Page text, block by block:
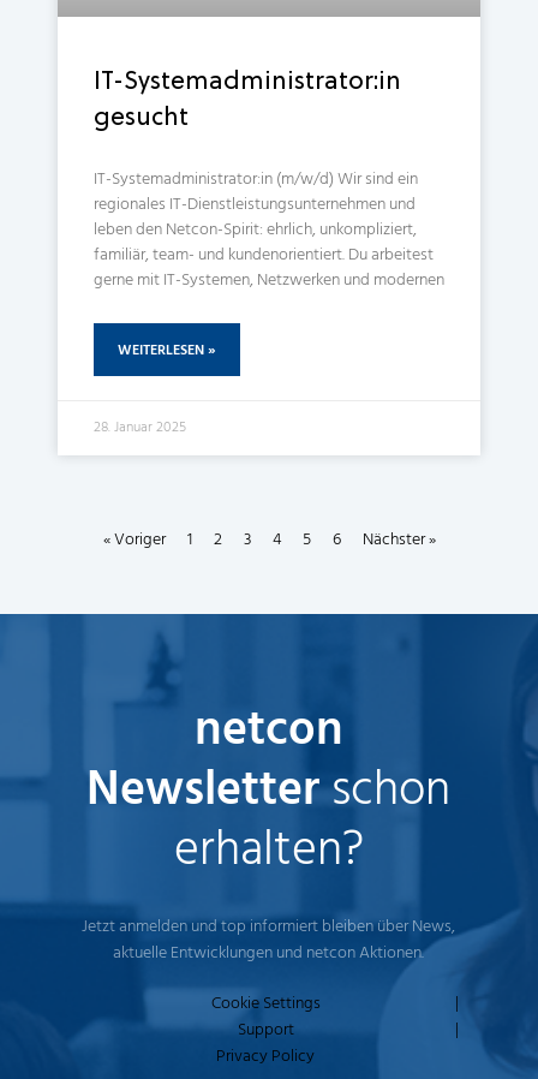
IT-Systemadministrator:in
gesucht
IT-Systemadministrator:in (m/w/d) Wir sind ein
regionales IT-Dienstleistungsunternehmen und
leben den Netcon-Spirit: ehrlich, unkompliziert,
familiär, team- und kundenorientiert. Du arbeitest
gerne mit IT-Systemen, Netzwerken und modernen
WEITERLESEN »
28. Januar 2025
« Voriger 1 2 3 4 5 6 Nächster »
netcon
Newsletterschon
erhalten?
Jetzt anmelden und top informiert bleiben über News,
aktuelle Entwicklungen und netcon Aktionen.
Cookie Settings
|
Support
|
Privacy Policy